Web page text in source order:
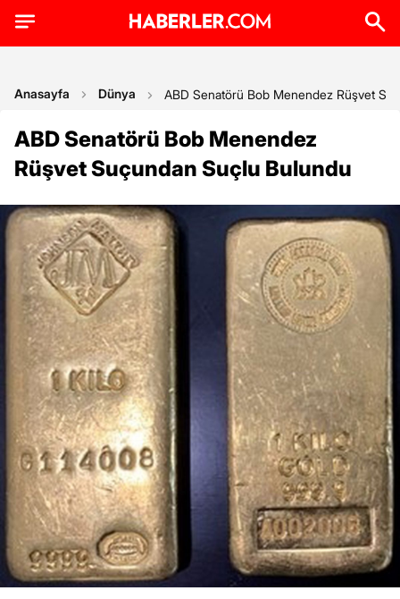
Anasayfa Dünya ABD Senatörü Bob Menendez Rüşvet
ABD Senatörü Bob Menendez
Rüşvet Suçundan Suçlu Bulundu